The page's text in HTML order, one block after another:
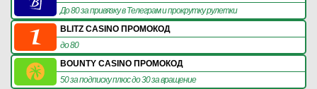
До 80 за привязку в Телеграм и прокрутку рулетки
BLITZ CASINO ПРОМОКОД
до 80
BOUNTY CASINO ПРОМОКОД
50 за подписку плюс до 30 за вращение